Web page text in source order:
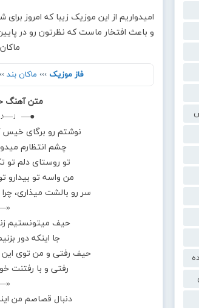
امیدواریم از این موزیک زیبا که امروز
و باعث افتخار ماست که نظرتون رو در
فاز موزیک ››› ماکان بند
متن آهنگ
نوشتم رو برگای
چشم انتظارم
تو روستای دلم تو
من واسه تو بیدارو
سر رو بالشت میذاری،
حیف میتونستیم
جا اینکه دور
حیف رفتی و من توی
رفتی و با رفتنت
دنبال قصاصم من